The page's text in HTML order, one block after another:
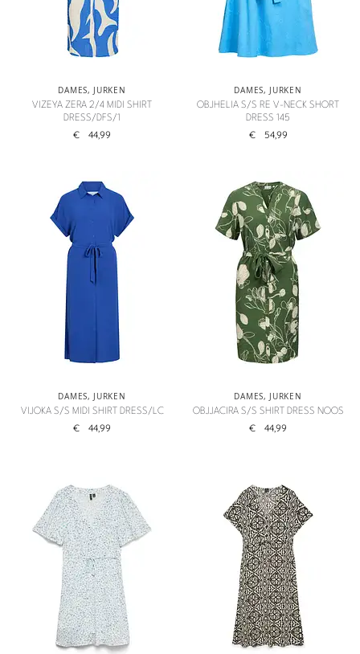
DAMES, JURKEN
VIZEYA ZERA 2/4 MIDI SHIRT
DRESS/DFS/1
€ 44,99
DAMES, JURKEN
OBJHELIA S/S RE V-NECK SHORT
DRESS 145
€ 54,99
DAMES, JURKEN
VIJOKA S/S MIDI SHIRT DRESS/LC
€ 44,99
DAMES, JURKEN
OBJJACIRA S/S SHIRT DRESS NOOS
€ 44,99